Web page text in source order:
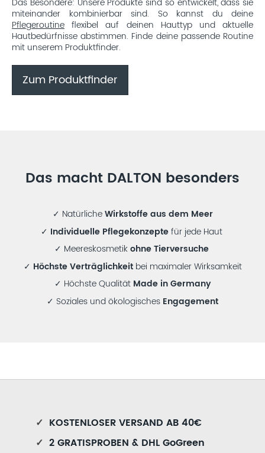
Das Besondere: Unsere Produkte sind so entwickelt, dass sie
miteinander kombinierbar sind. So kannst du deine
Pflegeroutine flexibel auf deinen Hauttyp und aktuelle
Hautbedürfnisse abstimmen. Finde deine passende Routine
mit unserem Produktfinder.
Zum Produktfinder
Das macht DALTON besonders
✓ NatürlicheWirkstoffe aus dem Meer
✓ Individuelle Pflegekonzeptefür jede Haut
✓ Meereskosmetikohne Tierversuche
✓ Höchste Verträglichkeitbei maximaler Wirksamkeit
✓ Höchste Qualität Made in Germany
✓ Soziales und ökologisches Engagement
✓ KOSTENLOSER VERSAND AB 40€
✓ 2 GRATISPROBEN & DHL GoGreen